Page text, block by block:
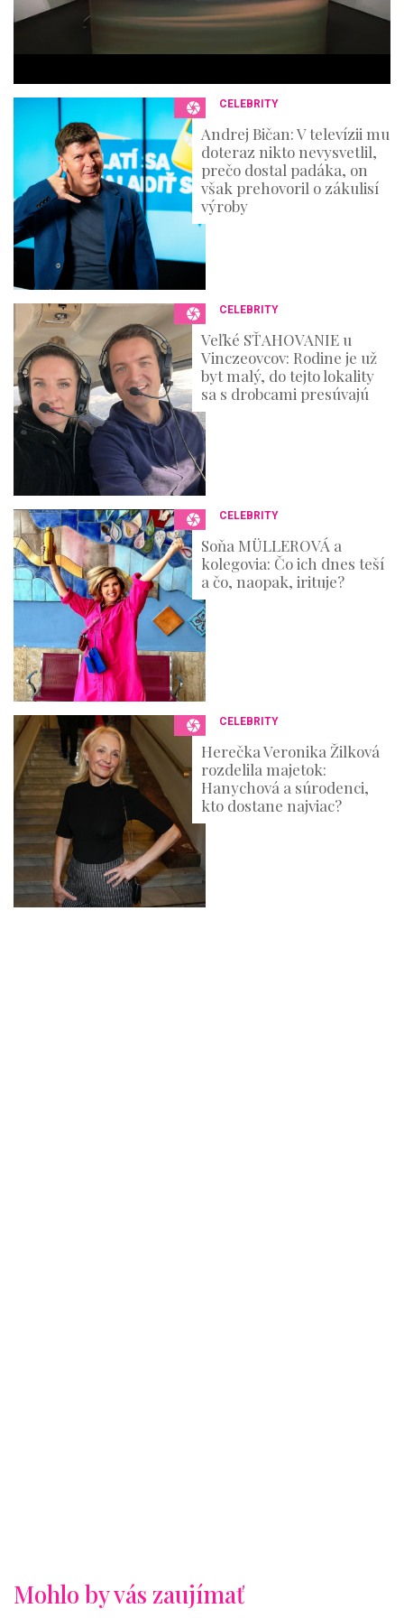
6
s
CELEBRITY
Andrej Bičan: V televízii mu
doteraz nikto nevysvetlil,
prečo dostal padáka, on
však prehovoril o zákulisí
výroby
CELEBRITY
Veľké SŤAHOVANIE u
Vinczeovcov: Rodine je už
byt malý, do tejto lokality
sa s drobcami presúvajú
CELEBRITY
Soňa MÜLLEROVÁ a
kolegovia: Čo ich dnes teší
a čo, naopak, irituje?
CELEBRITY
Herečka Veronika Žilková
rozdelila majetok:
Hanychová a súrodenci,
kto dostane najviac?
Mohlo by vás zaujímať